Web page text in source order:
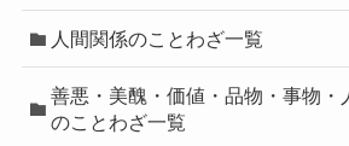
人間関係のことわざ一覧
善悪・美醜・価値・品物・事物・
のことわざ一覧